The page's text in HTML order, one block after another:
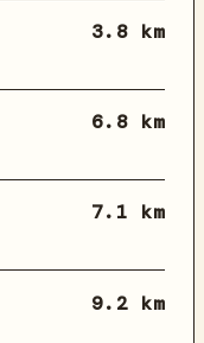
3.8 km
6.8 km
7.1 km
9.2 km